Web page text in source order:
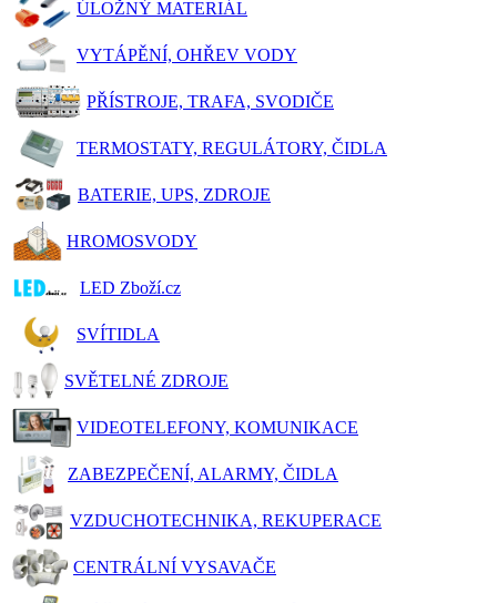
ÚLOŽNÝ MATERIÁL
VYTÁPĚNÍ, OHŘEV VODY
PŘÍSTROJE, TRAFA, SVODIČE
TERMOSTATY, REGULÁTORY, ČIDLA
BATERIE, UPS, ZDROJE
HROMOSVODY
LED Zboží.cz
SVÍTIDLA
SVĚTELNÉ ZDROJE
VIDEOTELEFONY, KOMUNIKACE
ZABEZPEČENÍ, ALARMY, ČIDLA
VZDUCHOTECHNIKA, REKUPERACE
CENTRÁLNÍ VYSAVAČE